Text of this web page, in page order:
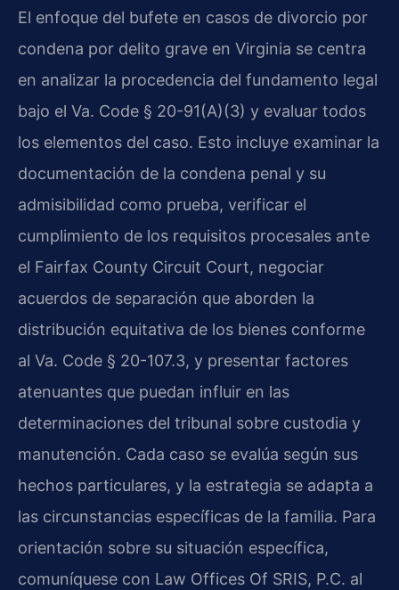
El enfoque del bufete en casos de divorcio por
condena por delito grave en Virginia se centra
en analizar la procedencia del fundamento legal
bajo el Va. Code § 20-91(A)(3) y evaluar todos
los elementos del caso. Esto incluye examinar la
documentación de la condena penal y su
admisibilidad como prueba, verificar el
cumplimiento de los requisitos procesales ante
el Fairfax County Circuit Court, negociar
acuerdos de separación que aborden la
distribución equitativa de los bienes conforme
al Va. Code § 20-107.3, y presentar factores
atenuantes que puedan influir en las
determinaciones del tribunal sobre custodia y
manutención. Cada caso se evalúa según sus
hechos particulares, y la estrategia se adapta a
las circunstancias específicas de la familia. Para
orientación sobre su situación específica,
comuníquese con Law Offices Of SRIS, P.C. al